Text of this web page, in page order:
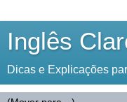
Inglês
Dicas e Explicações